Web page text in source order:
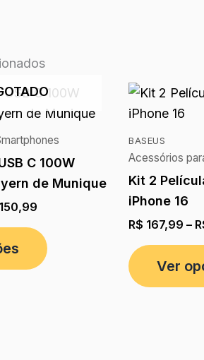
C 100W
de Munique
150,99
BASEUS
Acessórios
Kit 2
iPhone 16
R$ 167,99 –
Ver